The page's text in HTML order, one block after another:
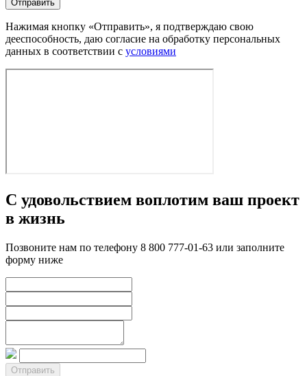
Нажимая кнопку «Отправить», я подтверждаю свою
дееспособность, даю согласие на обработку персональных
данных в соответствии с условиями
С удовольствием воплотим ваш проект
в жизнь
Позвоните нам по телефону 8 800 777-01-63 или заполните
форму ниже